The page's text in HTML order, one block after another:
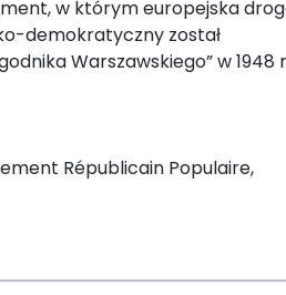
w którym europejska
demokratyczny został
Warszawskiego” w 1948
Républicain Populaire,